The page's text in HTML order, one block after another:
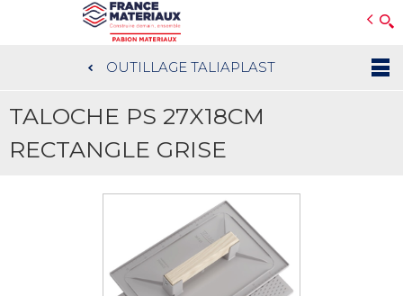
au
contenu
OUTILLAGE TALIAPLAST
TALOCHE PS 27X18CM
RECTANGLE GRISE